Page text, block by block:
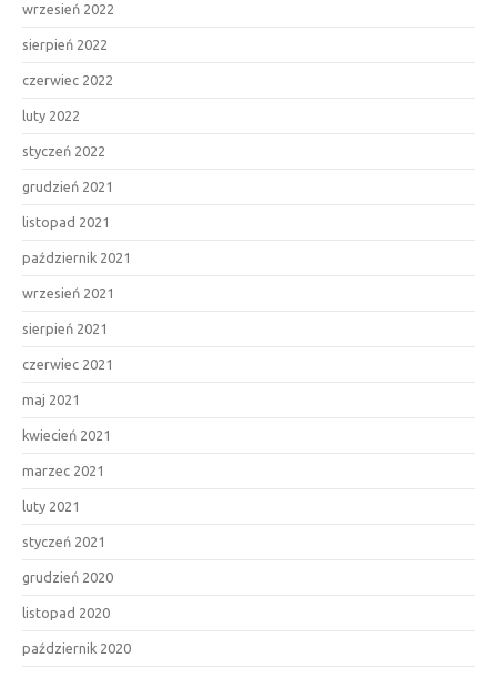
wrzesień 2022
sierpień 2022
czerwiec 2022
luty 2022
styczeń 2022
grudzień 2021
listopad 2021
październik 2021
wrzesień 2021
sierpień 2021
czerwiec 2021
maj 2021
kwiecień 2021
marzec 2021
luty 2021
styczeń 2021
grudzień 2020
listopad 2020
październik 2020